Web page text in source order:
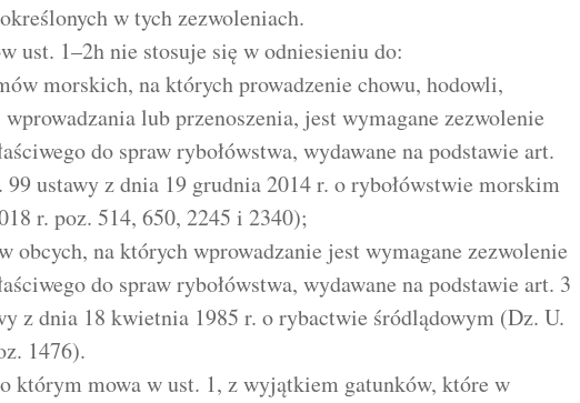
w tych zezwoleniach.
ust. 1–2h nie stosuje się w odniesieniu do:
morskich, na których prowadzenie chowu, hodowli,
lub przenoszenia, jest wymagane zezwolenie
do spraw rybołówstwa, wydawane na podstawie art.
99 ustawy z dnia 19 grudnia 2014 r. o rybołówstwie morskim
r. poz. 514, 650, 2245 i 2340);
obcych, na których wprowadzanie jest wymagane zezwolenie
do spraw rybołówstwa, wydawane na podstawie art. 3
z dnia 18 kwietnia 1985 r. o rybactwie śródlądowym (Dz. U.
1476).
którym mowa w ust. 1, z wyjątkiem gatunków, które w